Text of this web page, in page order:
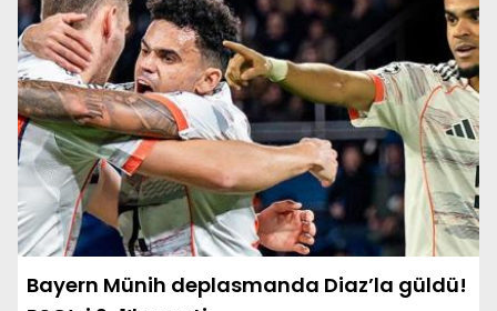
Bayern Münih deplasmanda Diaz’la güldü!